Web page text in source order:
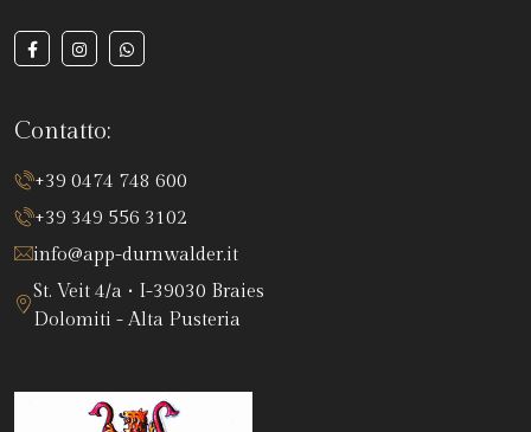
Contatto:
+39 0474 748 600
+39 349 556 3102
info@app-durnwalder.it
St. Veit 4/a • I-39030 Braies
Dolomiti - Alta Pusteria